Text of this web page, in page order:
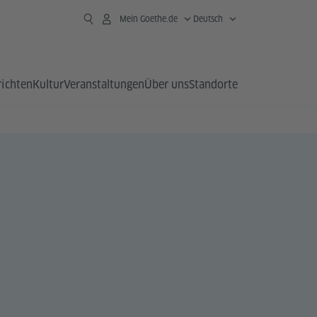
Mein Goethe.de Deutsch
KulturVeranstaltungenÜber unsStandorte